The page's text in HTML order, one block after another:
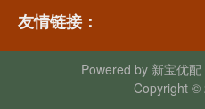
友情链接：
Powered by 新宝优配
Copyright ©